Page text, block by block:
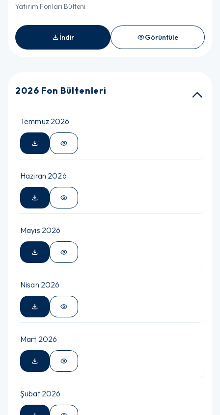
Yatırım Fonları Bülteni
İndir Görüntüle
2026 Fon Bültenleri
Temmuz 2026
Haziran 2026
Mayıs 2026
Nisan 2026
Mart 2026
Şubat 2026